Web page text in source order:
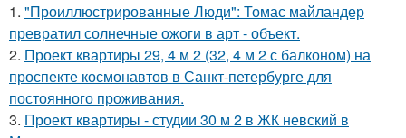
1. "Проиллюстрированные Люди": Томас майландер
превратил солнечные ожоги в арт - объект.
2. Проект квартиры 29, 4 м 2 (32, 4 м 2 с балконом) на
проспекте космонавтов в Санкт-петербурге для
постоянного проживания.
3. Проект квартиры - студии 30 м 2 в ЖК невский в